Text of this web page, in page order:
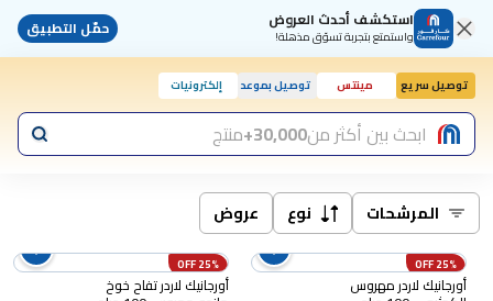
استكشف أحدث العروض
واستمتع بتجربة تسوّق مذهلة! حمّل التطبيق
توصيل سريع مينتس توصيل بموعد إلكترونيات
ابحث بين أكثر من30,000+ منتج
المرشحات نوع عروض
25% OFF
أورجانيك لاردر مهروس
25% OFF
أورجانيك لاردر تفاح خوخ